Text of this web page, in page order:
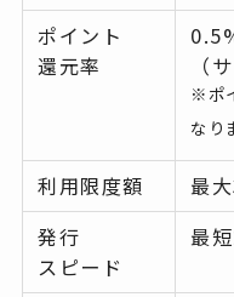
ポイント
還元率
（
※ポ
なり
利用限度額
最
発行
スピード
最